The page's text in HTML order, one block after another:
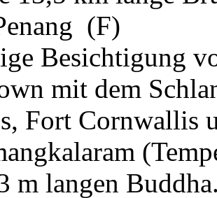
(F)
Besichtigung
mit dem
Fort Cornwallis
m langen